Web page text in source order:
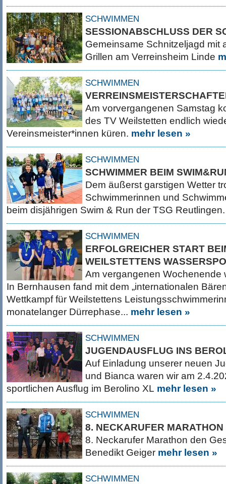
SCHWIMMEN
SESSIONABSCHLUSS DER
Gemeinsame Schnitzeljagd mit
Grillen am Verreinsheim Linde
SCHWIMMEN
Am vorvergangenen Samstag
des TV Weilstetten endlich
Vereinsmeister*innen küren. mehr lesen »
SCHWIMMEN
SCHWIMMER BEIM
Dem äußerst garstigen Wetter
Schwimmerinnen und
beim disjährigen Swim & Run der TSG
SCHWIMMEN
ERFOLGREICHER START
WEILSTETTENS
Am vergangenen Wochenende
In Bernhausen fand mit dem „internationalen
Wettkampf für Weilstettens
monatelanger Dürrephase... mehr lesen »
SCHWIMMEN
JUGENDAUSFLUG INS
Auf Einladung unserer neuen
und Bianca waren wir am
sportlichen Ausflug im Berolino XL mehr lesen »
SCHWIMMEN
8. NECKARUFER MARATHON
8. Neckarufer Marathon den
Benedikt Geiger mehr lesen »
SCHWIMMEN